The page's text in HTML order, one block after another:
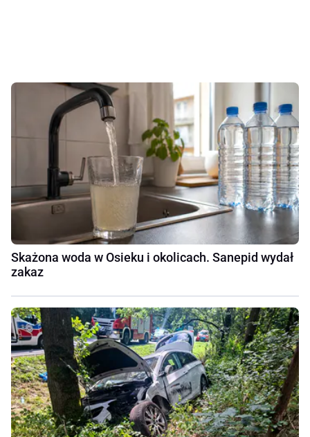
Skażona woda w Osieku i okolicach. Sanepid wydał
zakaz